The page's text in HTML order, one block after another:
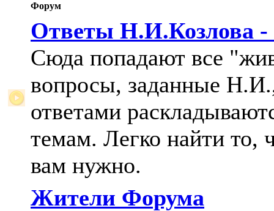
Форум
Ответы Н.И.Козлова -
Сюда попадают все
вопросы, заданные
ответами
темам. Легко найти то,
вам нужно.
Жители Форума